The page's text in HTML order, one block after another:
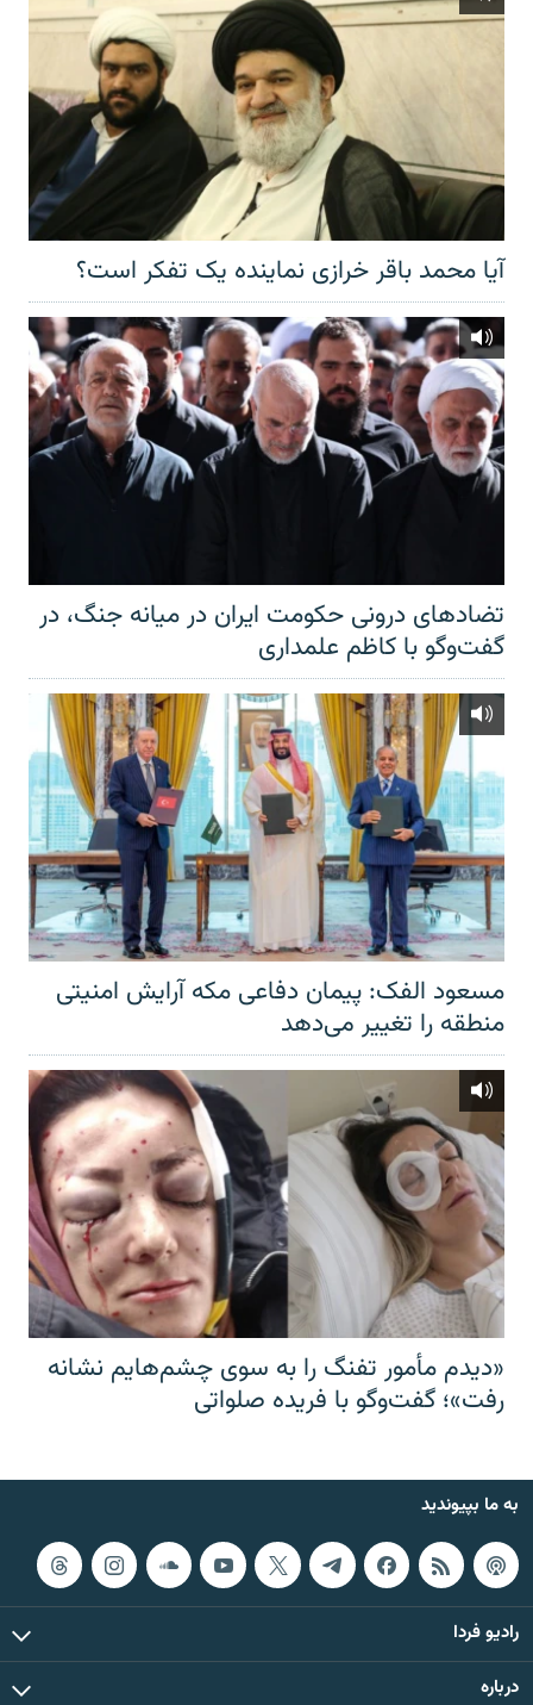
آیا محمد باقر خرازی نماینده یک تفکر است؟
تضادهای درونی حکومت ایران در میانه جنگ، در
گفت‌‌وگو با کاظم علمداری
مسعود الفک: پیمان دفاعی مکه آرایش امنیتی
منطقه را تغییر می‌دهد
«دیدم مأمور تفنگ را به سوی چشم‌هایم نشانه
رفت»؛ گفت‌و‌گو با فریده صلواتی
به ما بپیوندید
رادیو فردا
درباره